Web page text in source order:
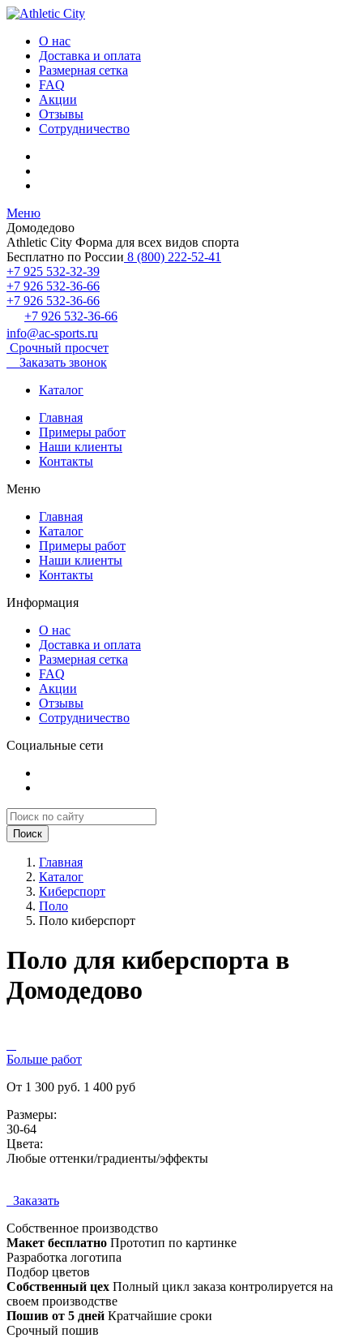
О нас
Доставка и оплата
Размерная сетка
FAQ
Акции
Отзывы
Сотрудничество
Меню
Домодедово
Athletic City Форма для всех видов спорта
Бесплатно по России 8 (800) 222-52-41
+7 925 532-32-39
+7 926 532-36-66
+7 926 532-36-66
+7 926 532-36-66
info@ac-sports.ru
Срочный просчет
Заказать звонок
Каталог
Главная
Примеры работ
Наши клиенты
Контакты
Меню
Главная
Каталог
Примеры работ
Наши клиенты
Контакты
Информация
О нас
Доставка и оплата
Размерная сетка
FAQ
Акции
Отзывы
Сотрудничество
Социальные сети
Поиск
Главная
Каталог
Киберспорт
Поло
Поло киберспорт
Поло для киберспорта в
Домодедово
Больше работ
От 1 300 руб. 1 400 руб
Размеры:
30-64
Цвета:
Любые оттенки/градиенты/эффекты
Заказать
Собственное производство
Макет бесплатно Прототип по картинке
Разработка логотипа
Подбор цветов
Собственный цех Полный цикл заказа контролируется на
своем производстве
Пошив от 5 дней Кратчайшие сроки
Срочный пошив